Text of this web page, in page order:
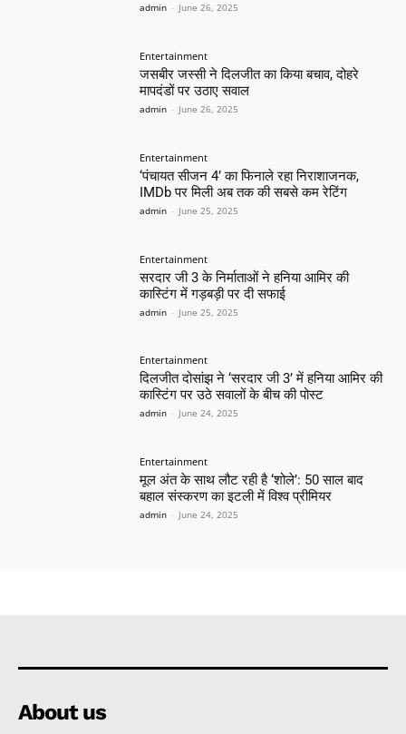
admin - June 26, 2025
Entertainment
जसबीर जस्सी ने दिलजीत का किया बचाव, दोहरे
मापदंडों पर उठाए सवाल
admin - June 26, 2025
Entertainment
‘पंचायत सीजन 4’ का फिनाले रहा निराशाजनक,
IMDb पर मिली अब तक की सबसे कम रेटिंग
admin - June 25, 2025
Entertainment
सरदार जी 3 के निर्माताओं ने हनिया आमिर की
कास्टिंग में गड़बड़ी पर दी सफाई
admin - June 25, 2025
Entertainment
दिलजीत दोसांझ ने ‘सरदार जी 3’ में हनिया आमिर की
कास्टिंग पर उठे सवालों के बीच की पोस्ट
admin - June 24, 2025
Entertainment
मूल अंत के साथ लौट रही है ‘शोले’: 50 साल बाद
बहाल संस्करण का इटली में विश्व प्रीमियर
admin - June 24, 2025
About us